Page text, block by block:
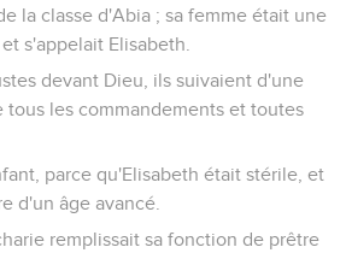
la classe d'Abia ; sa femme était une
s'appelait Elisabeth.
devant Dieu, ils suivaient d'une
tous les commandements et toutes
parce qu'Elisabeth était stérile, et
d'un âge avancé.
remplissait sa fonction de prêtre